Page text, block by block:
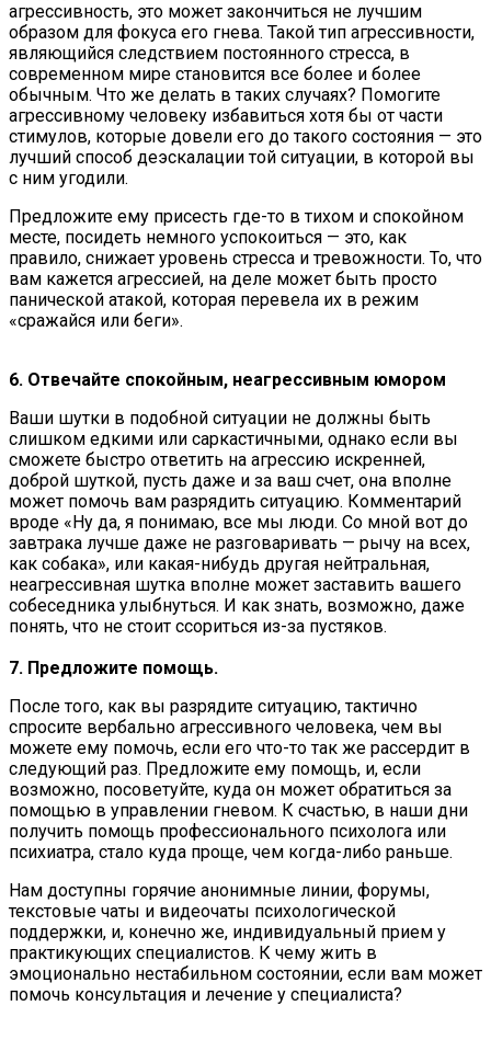
агрессивность, это может закончиться не лучшим
образом для фокуса его гнева. Такой тип агрессивности,
являющийся следствием постоянного стресса, в
современном мире становится все более и более
обычным. Что же делать в таких случаях? Помогите
агрессивному человеку избавиться хотя бы от части
стимулов, которые довели его до такого состояния — это
лучший способ деэскалации той ситуации, в которой вы
с ним угодили.
Предложите ему присесть где-то в тихом и спокойном
месте, посидеть немного успокоиться — это, как
правило, снижает уровень стресса и тревожности. То, что
вам кажется агрессией, на деле может быть просто
панической атакой, которая перевела их в режим
«сражайся или беги».
6. Отвечайте спокойным, неагрессивным юмором
Ваши шутки в подобной ситуации не должны быть
слишком едкими или саркастичными, однако если вы
сможете быстро ответить на агрессию искренней,
доброй шуткой, пусть даже и за ваш счет, она вполне
может помочь вам разрядить ситуацию. Комментарий
вроде «Ну да, я понимаю, все мы люди. Со мной вот до
завтрака лучше даже не разговаривать — рычу на всех,
как собака», или какая-нибудь другая нейтральная,
неагрессивная шутка вполне может заставить вашего
собеседника улыбнуться. И как знать, возможно, даже
понять, что не стоит ссориться из-за пустяков.
7. Предложите помощь.
После того, как вы разрядите ситуацию, тактично
спросите вербально агрессивного человека, чем вы
можете ему помочь, если его что-то так же рассердит в
следующий раз. Предложите ему помощь, и, если
возможно, посоветуйте, куда он может обратиться за
помощью в управлении гневом. К счастью, в наши дни
получить помощь профессионального психолога или
психиатра, стало куда проще, чем когда-либо раньше.
Нам доступны горячие анонимные линии, форумы,
текстовые чаты и видеочаты психологической
поддержки, и, конечно же, индивидуальный прием у
практикующих специалистов. К чему жить в
эмоционально нестабильном состоянии, если вам может
помочь консультация и лечение у специалиста?